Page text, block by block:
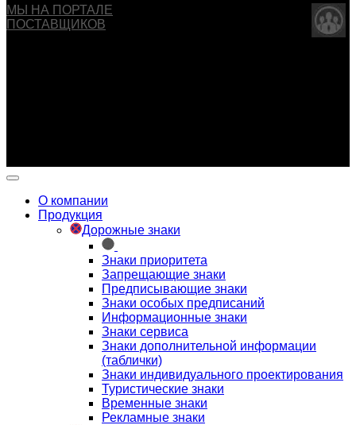
МЫ НА ПОРТАЛЕ
ПОСТАВЩИКОВ
О компании
Продукция
Дорожные знаки
Знаки приоритета
Запрещающие знаки
Предписывающие знаки
Знаки особых предписаний
Информационные знаки
Знаки сервиса
Знаки дополнительной информации
(таблички)
Знаки индивидуального проектирования
Туристические знаки
Временные знаки
Рекламные знаки